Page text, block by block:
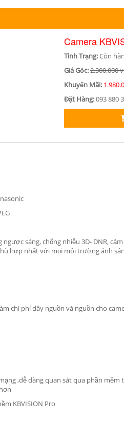
Camera
Tình Trạng:Còn
Giá Gốc:2.300.000
Khuyến Mãi:
Đặt Hàng:093 880
ngược sáng, chống nhiễu 3D- DNR,
hợp nhất với mọi môi trường ánh
chi phí dây nguồn và nguồn cho
,dễ dàng quan sát qua phần mềm
KBVISION Pro